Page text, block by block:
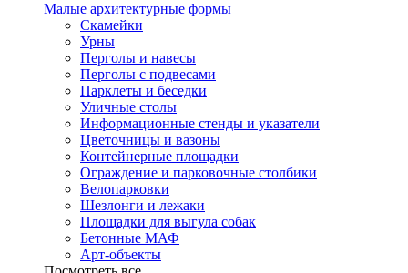
Малые архитектурные формы
Скамейки
Урны
Перголы и навесы
Перголы с подвесами
Парклеты и беседки
Уличные столы
Информационные стенды и указатели
Цветочницы и вазоны
Контейнерные площадки
Ограждение и парковочные столбики
Велопарковки
Шезлонги и лежаки
Площадки для выгула собак
Бетонные МАФ
Арт-объекты